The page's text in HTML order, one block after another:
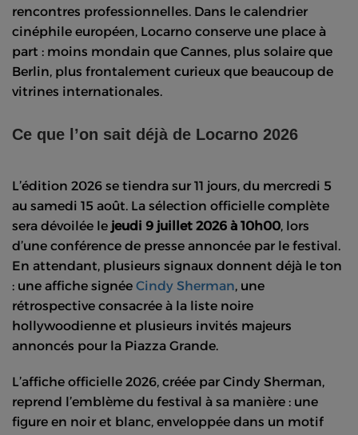
rencontres professionnelles. Dans le calendrier
cinéphile européen, Locarno conserve une place à
part : moins mondain que Cannes, plus solaire que
Berlin, plus frontalement curieux que beaucoup de
vitrines internationales.
Ce que l’on sait déjà de Locarno 2026
L’édition 2026 se tiendra sur 11 jours, du mercredi 5
au samedi 15 août. La sélection officielle complète
sera dévoilée le jeudi 9 juillet 2026 à 10h00, lors
d’une conférence de presse annoncée par le festival.
En attendant, plusieurs signaux donnent déjà le ton
: une affiche signée Cindy Sherman, une
rétrospective consacrée à la liste noire
hollywoodienne et plusieurs invités majeurs
annoncés pour la Piazza Grande.
L’affiche officielle 2026, créée par Cindy Sherman,
reprend l’emblème du festival à sa manière : une
figure en noir et blanc, enveloppée dans un motif